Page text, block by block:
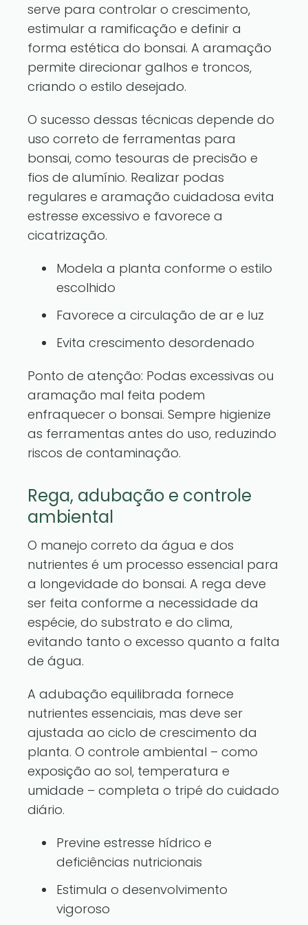
serve para controlar o crescimento,
estimular a ramificação e definir a
forma estética do bonsai. A aramação
permite direcionar galhos e troncos,
criando o estilo desejado.
O sucesso dessas técnicas depende do
uso correto de ferramentas para
bonsai, como tesouras de precisão e
fios de alumínio. Realizar podas
regulares e aramação cuidadosa evita
estresse excessivo e favorece a
cicatrização.
Modela a planta conforme o estilo
escolhido
Favorece a circulação de ar e luz
Evita crescimento desordenado
Ponto de atenção: Podas excessivas ou
aramação mal feita podem
enfraquecer o bonsai. Sempre higienize
as ferramentas antes do uso, reduzindo
riscos de contaminação.
Rega, adubação e controle
ambiental
O manejo correto da água e dos
nutrientes é um processo essencial para
a longevidade do bonsai. A rega deve
ser feita conforme a necessidade da
espécie, do substrato e do clima,
evitando tanto o excesso quanto a falta
de água.
A adubação equilibrada fornece
nutrientes essenciais, mas deve ser
ajustada ao ciclo de crescimento da
planta. O controle ambiental – como
exposição ao sol, temperatura e
umidade – completa o tripé do cuidado
diário.
Previne estresse hídrico e
deficiências nutricionais
Estimula o desenvolvimento
vigoroso